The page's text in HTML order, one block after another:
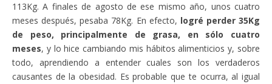
113Kg. A finales de agosto de ese mismo año, unos cuatro
meses después, pesaba 78Kg. En efecto, logré perder 35Kg
de peso, principalmente de grasa, en sólo cuatro
meses, y lo hice cambiando mis hábitos alimenticios y, sobre
todo, aprendiendo a entender cuales son los verdaderos
causantes de la obesidad. Es probable que te ocurra, al igual